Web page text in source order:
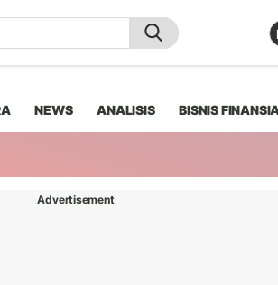
NEWS ANALISIS BISNIS
Advertisement